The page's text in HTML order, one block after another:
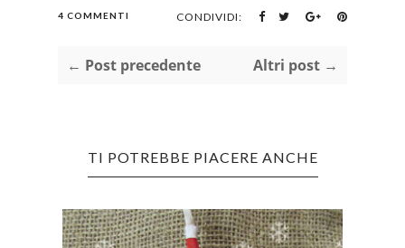
4 COMMENTI CONDIVIDI:
← Post precedente Altri post →
TI POTREBBE PIACERE ANCHE